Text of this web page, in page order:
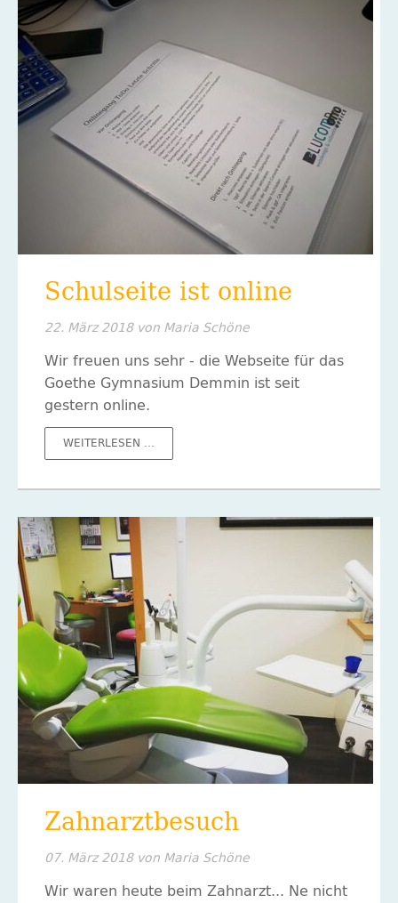
Schulseite ist online
22. März 2018von Maria Schöne
Wir freuen uns sehr - die Webseite für das
Goethe Gymnasium Demmin ist seit
gestern online.
WEITERLESEN …
ONLINE
Zahnarztbesuch
07. März 2018von Maria Schöne
Wir waren heute beim Zahnarzt... Ne nicht